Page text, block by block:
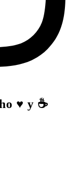
♥️ y ☕